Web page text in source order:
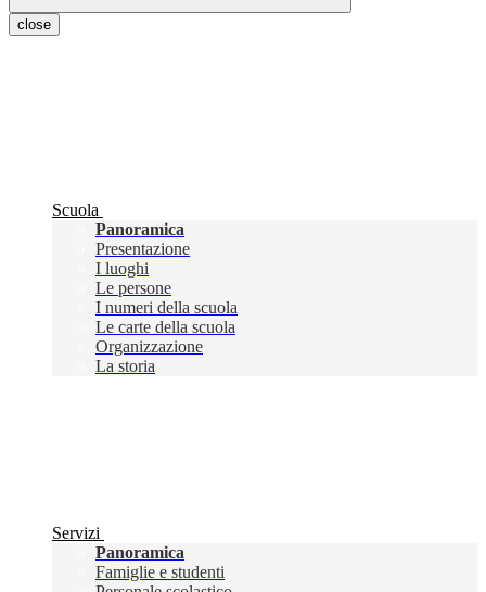
close
Scuola
Panoramica
Presentazione
I luoghi
Le persone
I numeri della scuola
Le carte della scuola
Organizzazione
La storia
Servizi
Panoramica
Famiglie e studenti